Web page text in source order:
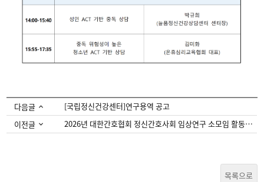
다음글
[국립정신건강센터]연구용역 공고
이전글
2026년 대한간호협회 정신간호사회 임상연구 소모임 활동사업 참여모집 안내
목록으로